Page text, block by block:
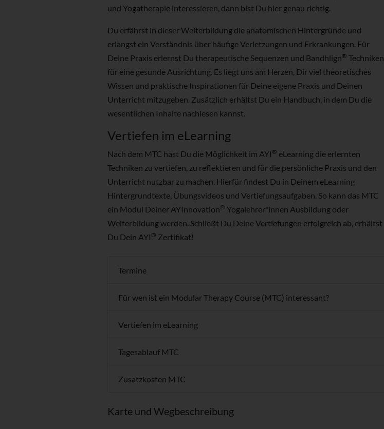
und Yogatherapie interessieren, dann bist Du hier genau richtig.
Du erfährst in dieser Weiterbildung die anatomischen Hintergründe und
erlangst ein Verständnis über häufige Verletzungen und Erkrankungen. Für
Deine Praxis erlernst Du therapeutische Sequenzen und Bandhlign® Techniken
für eine gesunde Ausrichtung. Es liegt uns am Herzen, Dir viel theoretisches
Wissen und praktische Inspirationen für Deine eigene Praxis und Deinen
Unterricht mitzugeben. Zusätzlich erhältst Du ein Handbuch, in dem Du die
wesentlichen Inhalte nachlesen kannst.
Vertiefen im eLearning
Nach dem MTC hast Du die Möglichkeit im AYI® eLearning die erlernten
Techniken zu vertiefen, zu reflektieren und für die persönliche Praxis und den
Unterricht nutzbar zu machen. Hierfür findest Du in Deinem eLearning
Hintergrundtexte, Übungsvideos und Vertiefungsaufgaben. So kann das MTC
ein Modul Deiner AYInnovation® Yogalehrer*innen Ausbildung oder
Weiterbildung werden. Schließt Du Deine Vertiefungen erfolgreich ab, erhältst
Du Dein AYI® Zertifikat!
Termine
Für wen ist ein Modular Therapy Course (MTC) interessant?
Vertiefen im eLearning
Tagesablauf MTC
Zusatzkosten MTC
Karte und Wegbeschreibung